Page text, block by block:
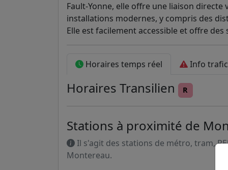
Fault-Yonne, elle offre une liaison directe
installations modernes, y compris des
Elle est facilement accessible et offre des
Horaires temps réel Info trafic
Horaires Transilien R
Stations à proximité de
Il s'agit des stations de métro, tram,
Montereau.